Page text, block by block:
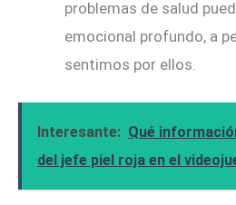
problemas de salud
emocional profundo, a
sentimos por ellos.
Interesante: Qué
del jefe piel roja en el